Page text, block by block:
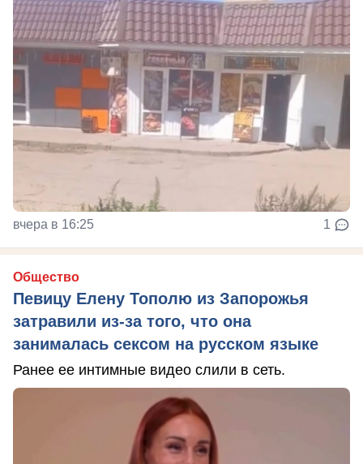
вчера в 16:25 1
Общество
Певицу Елену Тополю из Запорожья
затравили из-за того, что она
занималась сексом на русском языке
Ранее ее интимные видео слили в сеть.